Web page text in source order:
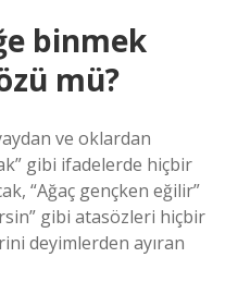
binmek
mü?
ve oklardan
gibi ifadelerde hiçbir
“Ağaç gençken eğilir”
gibi atasözleri hiçbir
deyimlerden ayıran